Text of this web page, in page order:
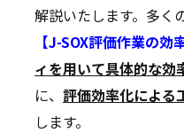
解説いたします。多く
【J-SOX評価作業の効
ィを用いて具体的な効
に、 評価効率化による
します。